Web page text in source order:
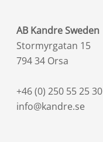
AB Kandre Sweden
Stormyrgatan 15
794 34 Orsa
+46 (0) 250 55 25 30
info@kandre.se